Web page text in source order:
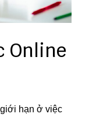
Online
hạn ở việc